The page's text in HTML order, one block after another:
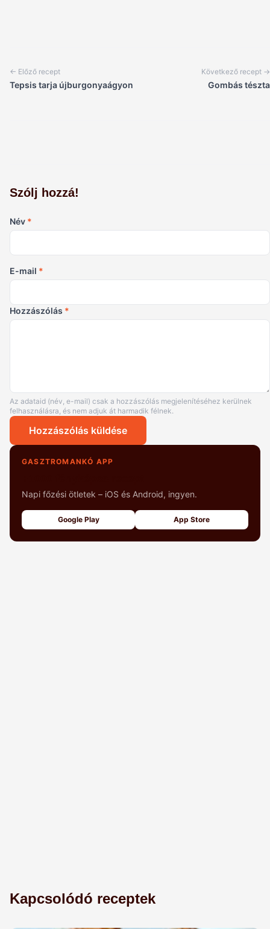
← Előző recept
Tepsis tarja újburgonyaágyon
Következő recept →
Gombás tészta
Szólj hozzá!
Név *
E-mail *
Hozzászólás *
Az adataid (név, e-mail) csak a hozzászólás megjelenítéséhez kerülnek
felhasználásra, és nem adjuk át harmadik félnek.
Hozzászólás küldése
GASZTROMANKÓ APP
Napi főzési ötletek – iOS és Android, ingyen.
Google Play App Store
Kapcsolódó receptek